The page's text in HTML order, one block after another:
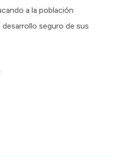
a la población
seguro de sus